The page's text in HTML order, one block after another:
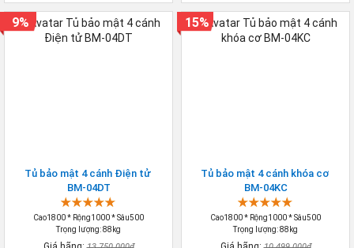
Tủ bảo mật 4 cánh Điện tử
BM-04DT
Cao1800 * Rộng1000 * Sâu500
Trọng lượng: 88kg
9%
Tủ bảo mật 4 cánh khóa cơ
BM-04KC
Cao1800 * Rộng1000 * Sâu500
Trọng lượng: 88kg
15%